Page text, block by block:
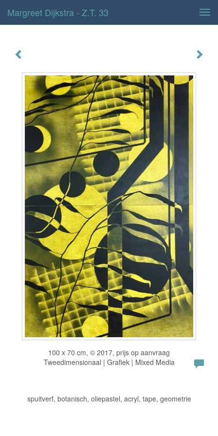
Margreet Dijkstra - Z.t. 33
100 x 70 cm, © 2017, prijs op aanvraag
Tweedimensionaal | Grafiek | Mixed Media
spuitverf, botanisch, oliepastel, acryl, tape, geometrie